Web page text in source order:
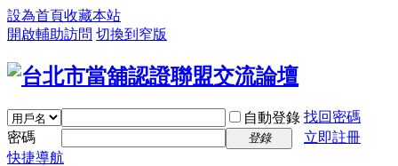
設為首頁收藏本站
開啟輔助訪問 切換到窄版
自動登錄 找回密碼
密碼
登錄
立即註冊
快捷導航